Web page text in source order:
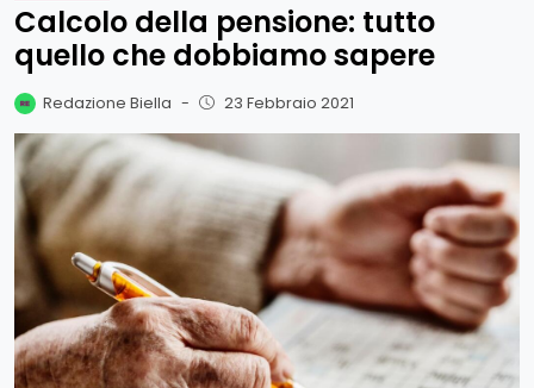
Calcolo della pensione: tutto
quello che dobbiamo sapere
Redazione Biella - 23 Febbraio 2021